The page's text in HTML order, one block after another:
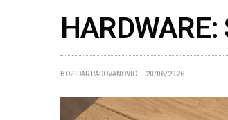
BOZIDAR RADOVANOVIC 20/06/2026